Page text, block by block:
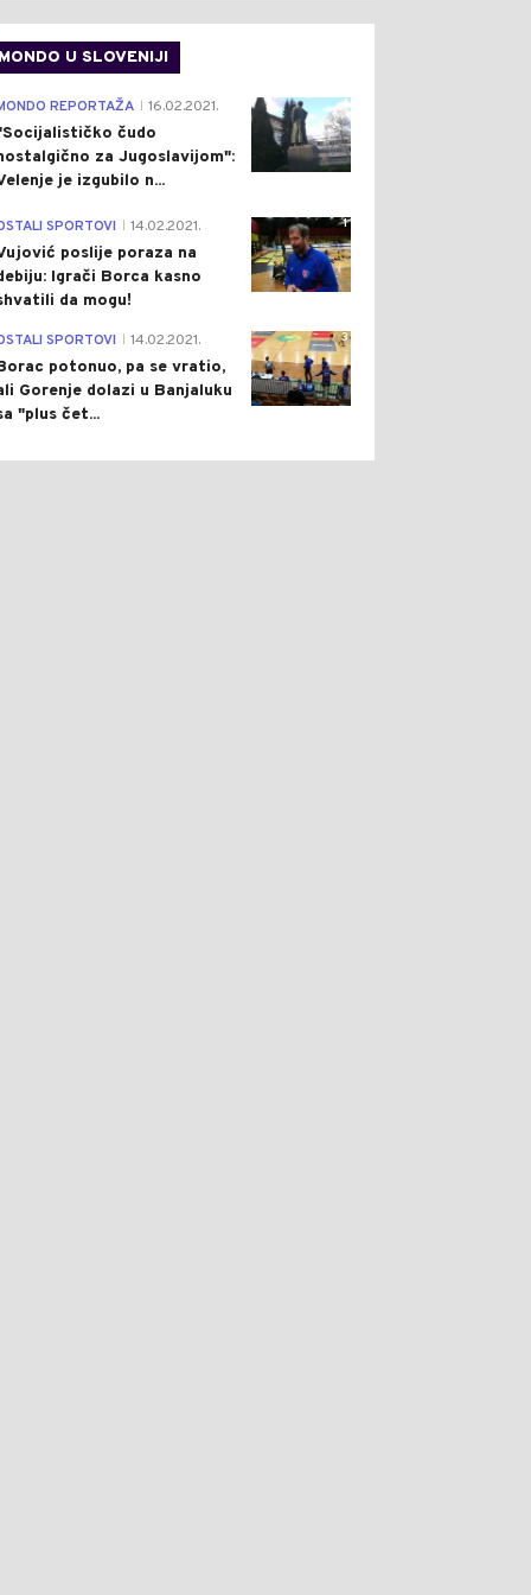
MONDO U SLOVENIJI
4
REPORTAŽA 16.02.2021.
čudo
za Jugoslavijom":
je izgubilo n...
1
SPORTOVI 14.02.2021.
poslije poraza na
Igrači Borca kasno
da mogu!
3
SPORTOVI 14.02.2021.
potonuo, pa se vratio,
Gorenje dolazi u Banjaluku
"plus čet...